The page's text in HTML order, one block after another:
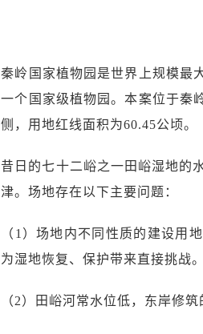
秦岭国家植物园是世界上规模最
一个国家级植物园。本案位于秦
侧，用地红线面积为60.45公顷。
昔日的七十二峪之一田峪湿地的
津。场地存在以下主要问题：
（1）场地内不同性质的建设用
为湿地恢复、保护带来直接挑战。
（2）田峪河常水位低，东岸修